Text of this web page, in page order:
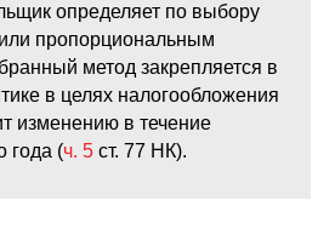
определяет по выбору
пропорциональным
метод закрепляется в
в целях налогообложения
изменению в течение
года (ч. 5 ст. 77 НК).